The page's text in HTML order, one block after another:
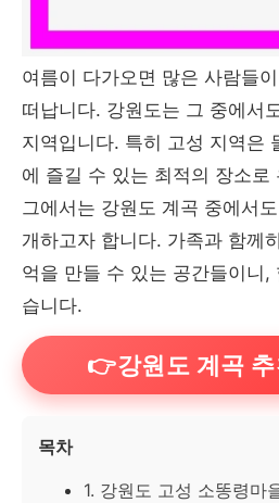
여름이 다가오면 많은 사람들
떠납니다. 강원도는 그 중에서
지역입니다. 특히 고성 지역은
에 즐길 수 있는 최적의 장소로
그에서는 강원도 계곡 중에서
개하고자 합니다. 가족과 함께
억을 만들 수 있는 공간들이니,
습니다.
👉강원도 계곡
목차
1. 강원도 고성 소똥령마